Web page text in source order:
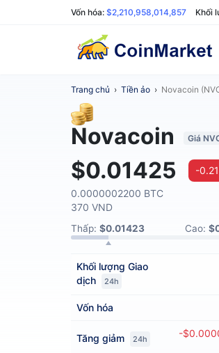
Vốn hóa: $2,210,958,014,857 Khối
Trang chủ › Tiền ảo › Novacoin
Novacoin Giá
$0.01425
-
0.0000002200 BTC
370 VND
Thấp: $0.01423 Cao:
Khối lượng Giao
dịch
24h
Vốn hóa
Tăng giảm 24h -